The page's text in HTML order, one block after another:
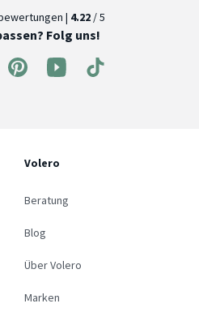
| 4.22 / 5
Folg uns!
Volero
Beratung
Blog
Über Volero
Marken